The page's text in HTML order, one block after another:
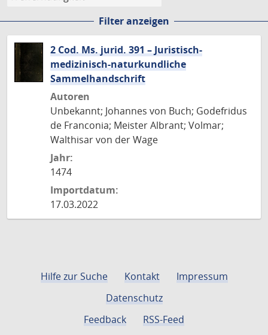
Filter anzeigen
2 Cod. Ms. jurid. 391 – Juristisch-
medizinisch-naturkundliche
Sammelhandschrift
Autoren
Unbekannt; Johannes von Buch; Godefridus
de Franconia; Meister Albrant; Volmar;
Walthisar von der Wage
Jahr:
1474
Importdatum:
17.03.2022
Hilfe zur Suche Kontakt
Impressum
Datenschutz
Feedback
RSS-Feed